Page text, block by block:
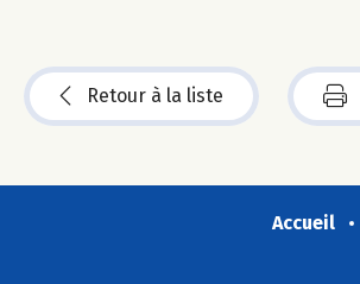
Retour à la liste
Accueil